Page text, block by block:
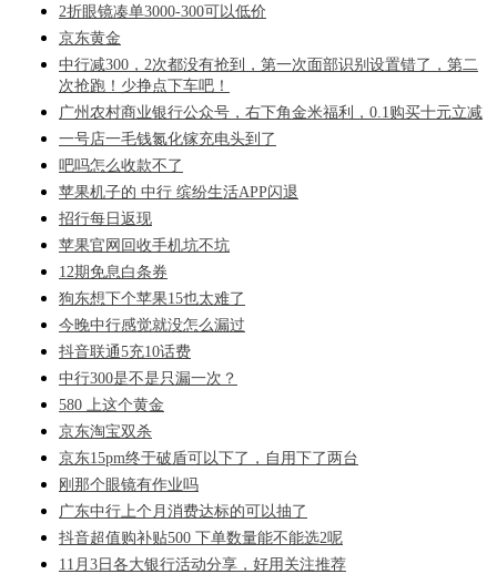
2折眼镜凑单3000-300可以低价
京东黄金
中行减300，2次都没有抢到，第一次面部识别设置错了，第二
次抢跑！少挣点下车吧！
广州农村商业银行公众号，右下角金米福利，0.1购买十元立减
一号店一毛钱氮化镓充电头到了
吧吗怎么收款不了
苹果机子的 中行 缤纷生活APP闪退
招行每日返现
苹果官网回收手机坑不坑
12期免息白条券
狗东想下个苹果15也太难了
今晚中行感觉就没怎么漏过
抖音联通5充10话费
中行300是不是只漏一次？
580 上这个黄金
京东淘宝双杀
京东15pm终于破盾可以下了，自用下了两台
刚那个眼镜有作业吗
广东中行上个月消费达标的可以抽了
抖音超值购补贴500 下单数量能不能选2呢
11月3日各大银行活动分享，好用关注推荐